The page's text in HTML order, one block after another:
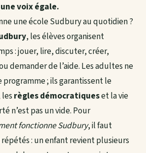
voix égale.
une école Sudbury au quotidien ?
, les élèves organisent
: jouer, lire, discuter, créer,
demander de l’aide. Les adultes ne
programme ; ils garantissent le
règles démocratiqueset la vie
n’est pas un vide. Pour
fonctionne Sudbury, il faut
: un enfant revient plusieurs